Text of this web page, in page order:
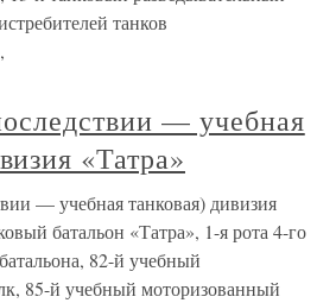
танков
— учебная
«Татра»
— учебная танковая) дивизия
батальон «Татра», 1-я рота 4-го
82-й учебный
85-й учебный моторизованный